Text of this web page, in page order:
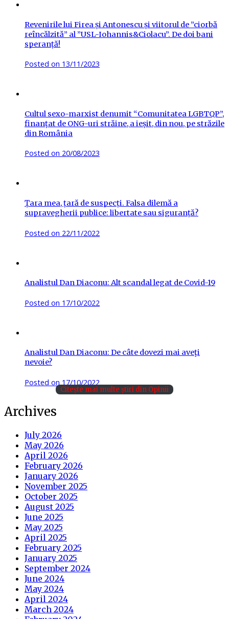
Revenirile lui Firea și Antonescu și viitorul de ”ciorbă
reîncălzită” al ”USL-Iohannis&Ciolacu”. De doi bani
speranță!
Posted on 13/11/2023
Cultul sexo-marxist denumit “Comunitatea LGBTQP”,
finanțat de ONG-uri străine, a ieșit, din nou, pe străzile
din România
Posted on 20/08/2023
Țara mea, țară de suspecți. Falsa dilemă a
supravegherii publice: libertate sau siguranță?
Posted on 22/11/2022
Analistul Dan Diaconu: Alt scandal legat de Covid-19
Posted on 17/10/2022
Analistul Dan Diaconu: De câte dovezi mai aveţi
nevoie?
Posted on 17/10/2022
Citește mai multe știri din Opinii
Archives
July 2026
May 2026
April 2026
February 2026
January 2026
November 2025
October 2025
August 2025
June 2025
May 2025
April 2025
February 2025
January 2025
September 2024
June 2024
May 2024
April 2024
March 2024